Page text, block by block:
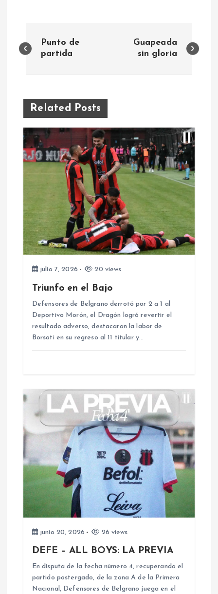
a
e
g
a
ó
n
r
d
a
s
Punto de
partida
Guapeada
sin gloria
Related Posts
julio 7, 2026 20 views
Triunfo en el Bajo
Defensores de Belgrano derrotó por 2 a 1 al
Deportivo Morón, el Dragón logró revertir el
resultado adverso, destacaron la labor de
Borsoti en su regreso al 11 titular y…
junio 20, 2026 26 views
DEFE – ALL BOYS: LA PREVIA
En disputa de la fecha número 4, recuperando el
partido postergado, de la zona A de la Primera
Nacional, Defensores de Belgrano juega en el